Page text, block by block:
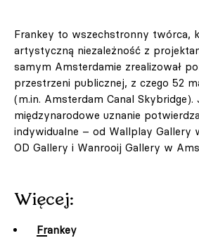
Frankey to wszechstronny twórca,
artystyczną niezależność z
samym Amsterdamie zrealizował
przestrzeni publicznej, z czego 52
(m.in. Amsterdam Canal Skybridge).
międzynarodowe uznanie
indywidualne – od Wallplay Gallery
OD Gallery i Wanrooij Gallery w
Więcej:
Frankey